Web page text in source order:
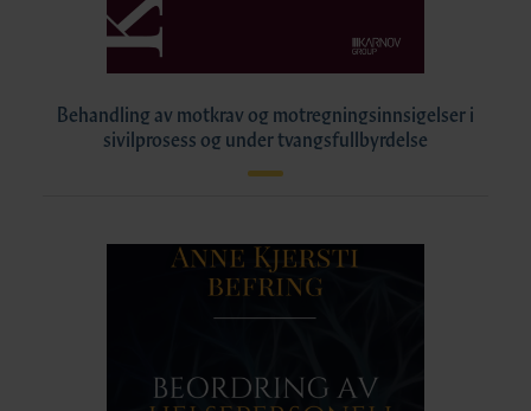
Behandling av motkrav og motregningsinnsigelser i
sivilprosess og under tvangsfullbyrdelse